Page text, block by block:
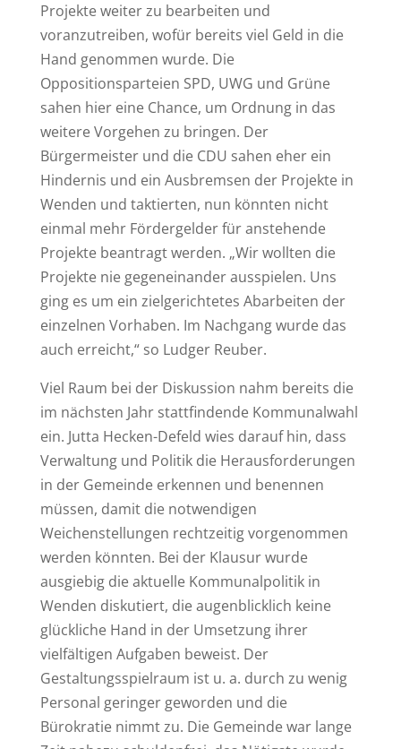
Projekte weiter zu bearbeiten und
voranzutreiben, wofür bereits viel Geld in die
Hand genommen wurde. Die
Oppositionsparteien SPD, UWG und Grüne
sahen hier eine Chance, um Ordnung in das
weitere Vorgehen zu bringen. Der
Bürgermeister und die CDU sahen eher ein
Hindernis und ein Ausbremsen der Projekte in
Wenden und taktierten, nun könnten nicht
einmal mehr Fördergelder für anstehende
Projekte beantragt werden. „Wir wollten die
Projekte nie gegeneinander ausspielen. Uns
ging es um ein zielgerichtetes Abarbeiten der
einzelnen Vorhaben. Im Nachgang wurde das
auch erreicht,“ so Ludger Reuber.
Viel Raum bei der Diskussion nahm bereits die
im nächsten Jahr stattfindende Kommunalwahl
ein. Jutta Hecken-Defeld wies darauf hin, dass
Verwaltung und Politik die Herausforderungen
in der Gemeinde erkennen und benennen
müssen, damit die notwendigen
Weichenstellungen rechtzeitig vorgenommen
werden könnten. Bei der Klausur wurde
ausgiebig die aktuelle Kommunalpolitik in
Wenden diskutiert, die augenblicklich keine
glückliche Hand in der Umsetzung ihrer
vielfältigen Aufgaben beweist. Der
Gestaltungsspielraum ist u. a. durch zu wenig
Personal geringer geworden und die
Bürokratie nimmt zu. Die Gemeinde war lange